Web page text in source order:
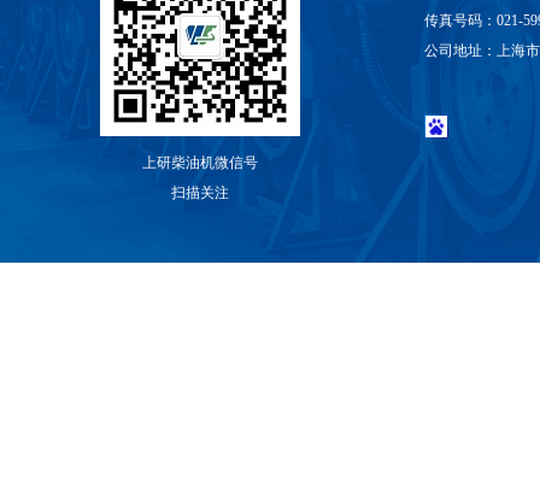
上研柴油机微信号
扫描关注
传真号码：021-
公司地址：上海